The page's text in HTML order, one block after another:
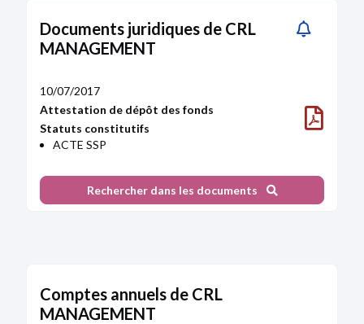
Documents juridiques de CRL
MANAGEMENT
Attestation de dépôt des fonds
Statuts constitutifs
ACTE SSP
10/07/2017
Rechercher dans les documents
Comptes annuels de CRL
MANAGEMENT